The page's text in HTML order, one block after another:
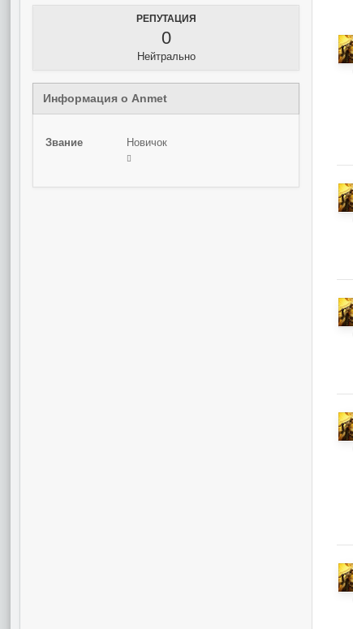
РЕПУТАЦИЯ
0
Нейтрально
Информация о Anmet
Звание Новичок